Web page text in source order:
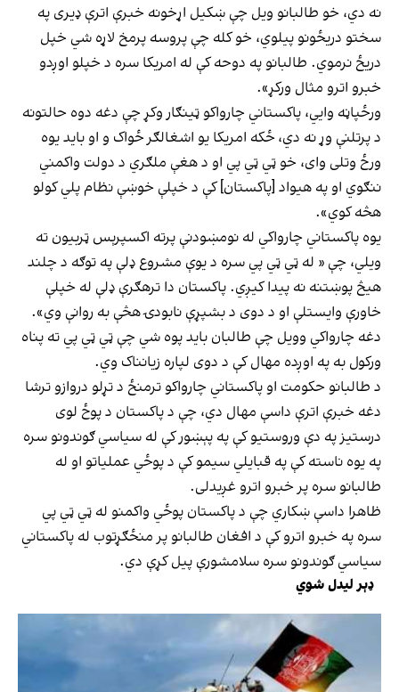
نه دي، خو طالبانو ویل چې ښکیل اړخونه خبرې اترې ډیری په
سختو دریځونو پیلوي، خو کله چې پروسه پرمخ لاړه شي خپل
دریځ نرموي. طالبانو په دوحه کې له امریکا سره د خپلو اوږدو
خبرو اترو مثال ورکړ».
ورځپاڼه وايي، پاکستاني چارواکو ټینګار وکړ چې دغه دوه حالتونه
د پرتلنې وړ نه دي، ځکه امریکا یو اشغالګر ځواک و او باید یوه
ورځ وتلی وای، خو ټي ټي پي او د هغې ملګري د دولت واکمني
ننګوي او په هیواد [پاکستان] کې د خپلې خوښې نظام پلي کولو
هڅه کوي».
یوه پاکستاني چارواکي له نومښودنې پرته اکسپرېس ټربیون ته
ویلي، چې « له ټي ټي پي سره د یوې مشروع ډلې په توګه د چلند
هیڅ پوښتنه نه پیدا کیږي. پاکستان دا ترهګرې ډلې له خپلې
خاورې وایستلې او د دوی د بشپړې نابودۍ هڅې به روانې وي».
دغه چارواکي وویل چې طالبان باید پوه شي چې ټي ټي پي ته پناه
ورکول به په اوږده مهال کې د دوی لپاره زیانناک وي.
د طالبانو حکومت او پاکستاني چارواکو ترمنځ د تړلو دروازو ترشا
دغه خبرې اترې داسې مهال دي، چې د پاکستان د پوځ لوی
درستیز په دې وروستیو کې په پېښور کې له سیاسي ګوندونو سره
په یوه ناسته کې په قبایلي سیمو کې د پوځي عملیاتو او له
طالبانو سره پر خبرو اترو غږیدلی.
ظاهرا داسې ښکاري چې د پاکستان پوځي واکمنو له ټي ټي پي
سره په خبرو اترو کې د افغان طالبانو پر منځګړتوب له پاکستاني
سیاسي ګوندونو سره سلامشورې پیل کړې دي.
ډېر لیدل شوي